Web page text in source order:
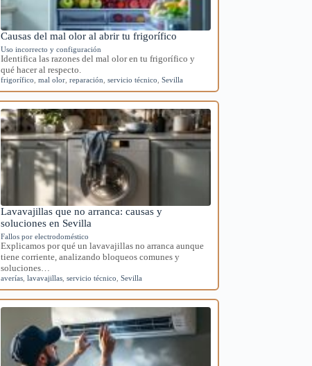
Causas del mal olor al abrir tu frigorífico
Uso incorrecto y configuración
Identifica las razones del mal olor en tu frigorífico y
qué hacer al respecto.
frigorífico ,mal olor ,reparación ,servicio técnico ,Sevilla
Lavavajillas que no arranca: causas y
soluciones en Sevilla
Fallos por electrodoméstico
Explicamos por qué un lavavajillas no arranca aunque
tiene corriente, analizando bloqueos comunes y
soluciones…
averías ,lavavajillas ,servicio técnico ,Sevilla